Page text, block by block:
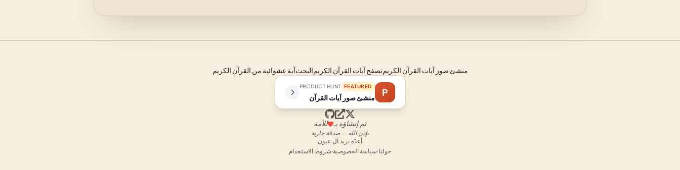
منشئ صور آيات القرآن الكريمتصفح آيات القرآن الكريمالبحثآية عشوائية من القرآن الكريم
P
FEATURED
PRODUCT HUNT
منشئ صور آيات القرآن
تم إنشاؤه بـ للأمة
بإذن الله — صدقة جارية
أعدّه يزيد آل عيون
حولنا·سياسة الخصوصية·شروط الاستخدام